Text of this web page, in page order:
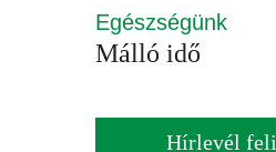
Egészségünk
Málló idő
Hírlevél